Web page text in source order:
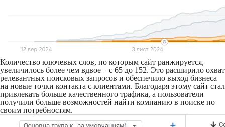
Количество ключевых слов, по которым сайт ранжируется,
увеличилось более чем вдвое – с 65 до 152. Это расширило охват
релевантных поисковых запросов и обеспечило выход бизнеса
на новые точки контакта с клиентами. Благодаря этому сайт стал
привлекать больше качественного трафика, а пользователи
получили больше возможностей найти компанию в поиске по
своим потребностям.